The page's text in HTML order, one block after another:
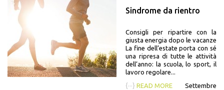
Sindrome da rientro
Consigli per ripartire con la
giusta energia dopo le vacanze
La fine dell’estate porta con sé
una ripresa di tutte le attività
dell’anno: la scuola, lo sport, il
lavoro regolare...
{···} READ MORE
Settembre